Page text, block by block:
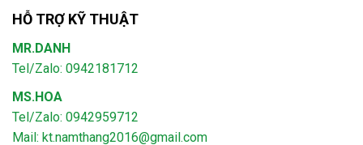
HỖ TRỢ KỸ THUẬT
MR.DANH
Tel/Zalo: 0942181712
MS.HOA
Tel/Zalo: 0942959712
Mail: kt.namthang2016@gmail.com